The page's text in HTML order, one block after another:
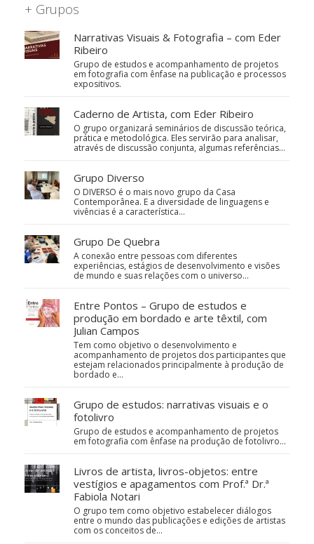
+ Grupos
Narrativas Visuais & Fotografia – com Eder
Ribeiro
Grupo de estudos e acompanhamento de projetos
em fotografia com ênfase na publicação e processos
expositivos.
Caderno de Artista, com Eder Ribeiro
O grupo organizará seminários de discussão teórica,
prática e metodológica. Eles servirão para analisar,
através de discussão conjunta, algumas referências…
Grupo Diverso
O DIVERSO é o mais novo grupo da Casa
Contemporânea. E a diversidade de linguagens e
vivências é a característica…
Grupo De Quebra
A conexão entre pessoas com diferentes
experiências, estágios de desenvolvimento e visões
de mundo e suas relações com o universo…
Entre Pontos – Grupo de estudos e
produção em bordado e arte têxtil, com
Julian Campos
Tem como objetivo o desenvolvimento e
acompanhamento de projetos dos participantes que
estejam relacionados principalmente à produção de
bordado e…
Grupo de estudos: narrativas visuais e o
fotolivro
Grupo de estudos e acompanhamento de projetos
em fotografia com ênfase na produção de fotolivro...
Livros de artista, livros-objetos: entre
vestígios e apagamentos com Prof.ª Dr.ª
Fabiola Notari
O grupo tem como objetivo estabelecer diálogos
entre o mundo das publicações e edições de artistas
com os conceitos de…